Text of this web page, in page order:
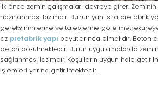
İlk önce zemin çalışmaları devreye girer.
hazırlanması lazımdır. Bunun yanı sıra prefabrik
gereksinimlerine ve taleplerine göre
az prefabrik yapı boyutlarında olmalıdır. Beton
beton dökülmektedir. Bütün uygulamalarda
sağlanması lazımdır. Koşulların uygun hale
işlemleri yerine getirilmektedir.